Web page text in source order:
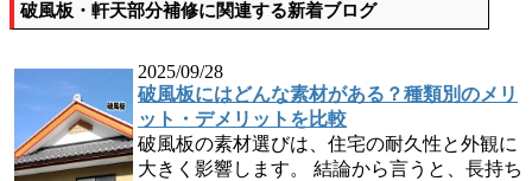
破風板・軒天部分補修に関連する新着ブログ
2025/09/28
破風板にはどんな素材がある？種類別のメリ
ット・デメリットを比較
破風板の素材選びは、住宅の耐久性と外観に
大きく影響します。 結論から言うと、長持ち